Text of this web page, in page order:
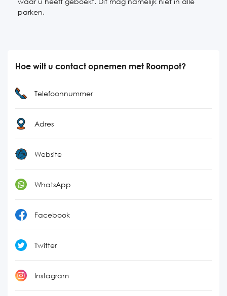
parken.
Hoe wilt u contact opnemen met Roompot?
Telefoonnummer
Adres
Website
WhatsApp
Facebook
Twitter
Instagram